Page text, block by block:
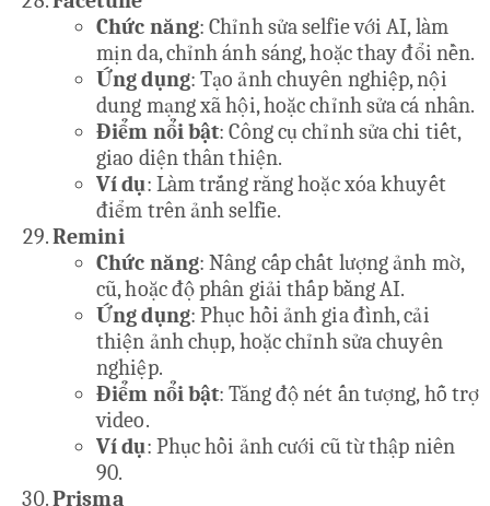
Chức năng: Chỉnh sửa selfie với AI, làm
mịn da, chỉnh ánh sáng, hoặc thay đổi nền.
Ứng dụng: Tạo ảnh chuyên nghiệp, nội
dung mạng xã hội, hoặc chỉnh sửa cá nhân.
Điểm nổi bật: Công cụ chỉnh sửa chi tiết,
giao diện thân thiện.
Ví dụ: Làm trắng răng hoặc xóa khuyết
điểm trên ảnh selfie.
Remini
Chức năng: Nâng cấp chất lượng ảnh mờ,
cũ, hoặc độ phân giải thấp bằng AI.
Ứng dụng: Phục hồi ảnh gia đình, cải
thiện ảnh chụp, hoặc chỉnh sửa chuyên
nghiệp.
Điểm nổi bật: Tăng độ nét ấn tượng, hỗ trợ
video.
Ví dụ: Phục hồi ảnh cưới cũ từ thập niên
90.
Prisma